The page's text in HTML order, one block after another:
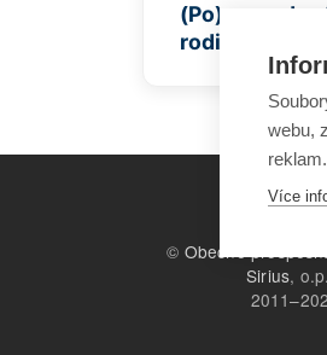
rodiče
© Obecně
Sirius,
webu,
reklam.
Více